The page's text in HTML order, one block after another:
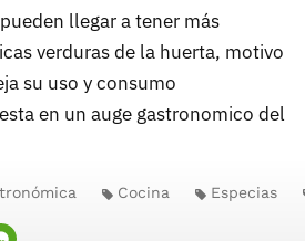
llegar a tener más
verduras de la huerta, motivo
su uso y consumo
en un auge gastronomico del
Cocina Especias